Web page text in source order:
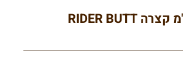
מפסלת 20 מ"מ קצרה RIDER BUTT